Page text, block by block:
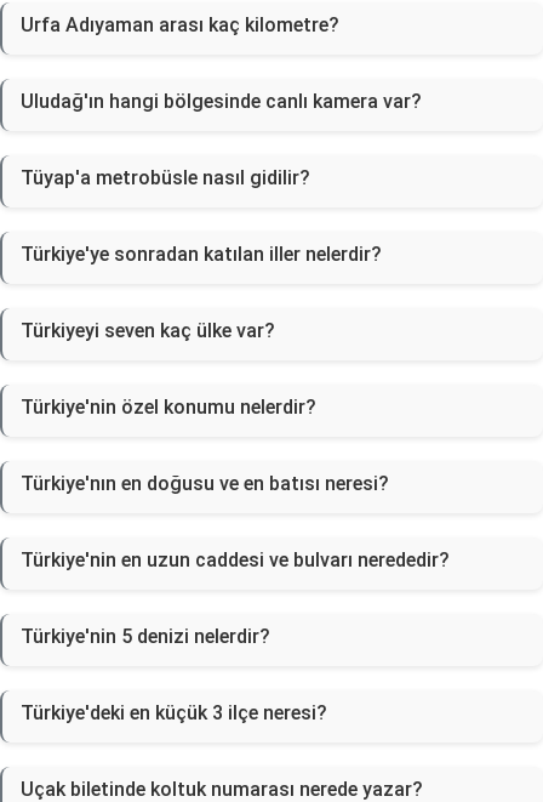
Urfa Adıyaman arası kaç kilometre?
Uludağ'ın hangi bölgesinde canlı kamera var?
Tüyap'a metrobüsle nasıl gidilir?
Türkiye'ye sonradan katılan iller nelerdir?
Türkiyeyi seven kaç ülke var?
Türkiye'nin özel konumu nelerdir?
Türkiye'nın en doğusu ve en batısı neresi?
Türkiye'nin en uzun caddesi ve bulvarı nerededir?
Türkiye'nin 5 denizi nelerdir?
Türkiye'deki en küçük 3 ilçe neresi?
Uçak biletinde koltuk numarası nerede yazar?